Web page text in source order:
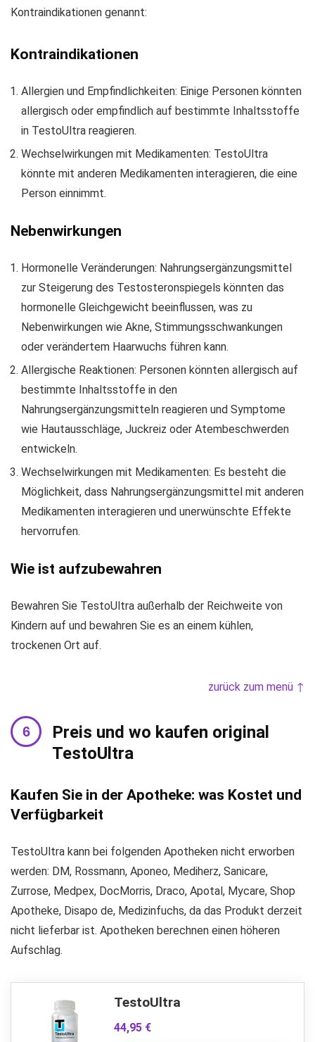
Kontraindikationen genannt:
Kontraindikationen
Allergien und Empfindlichkeiten: Einige Personen könnten
allergisch oder empfindlich auf bestimmte Inhaltsstoffe
in TestoUltra reagieren.
Wechselwirkungen mit Medikamenten: TestoUltra
könnte mit anderen Medikamenten interagieren, die eine
Person einnimmt.
Nebenwirkungen
Hormonelle Veränderungen: Nahrungsergänzungsmittel
zur Steigerung des Testosteronspiegels könnten das
hormonelle Gleichgewicht beeinflussen, was zu
Nebenwirkungen wie Akne, Stimmungsschwankungen
oder verändertem Haarwuchs führen kann.
Allergische Reaktionen: Personen könnten allergisch auf
bestimmte Inhaltsstoffe in den
Nahrungsergänzungsmitteln reagieren und Symptome
wie Hautausschläge, Juckreiz oder Atembeschwerden
entwickeln.
Wechselwirkungen mit Medikamenten: Es besteht die
Möglichkeit, dass Nahrungsergänzungsmittel mit anderen
Medikamenten interagieren und unerwünschte Effekte
hervorrufen.
Wie ist aufzubewahren
Bewahren Sie TestoUltra außerhalb der Reichweite von
Kindern auf und bewahren Sie es an einem kühlen,
trockenen Ort auf.
zurück zum menü ↑
Preis und wo kaufen original
TestoUltra
Kaufen Sie in der Apotheke: was Kostet und
Verfügbarkeit
TestoUltra kann bei folgenden Apotheken nicht erworben
werden: DM, Rossmann, Aponeo, Mediherz, Sanicare,
Zurrose, Medpex, DocMorris, Draco, Apotal, Mycare, Shop
Apotheke, Disapo de, Medizinfuchs, da das Produkt derzeit
nicht lieferbar ist. Apotheken berechnen einen höheren
Aufschlag.
TestoUltra
44,95 €